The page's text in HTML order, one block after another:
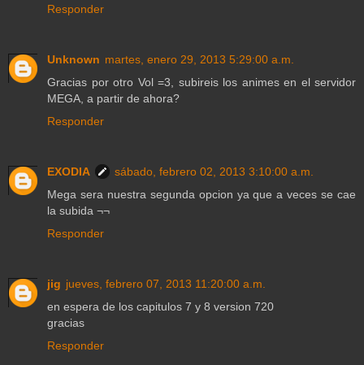
Responder
Unknown martes, enero 29, 2013 5:29:00 a.m.
Gracias por otro Vol =3, subireis los animes en el servidor
MEGA, a partir de ahora?
Responder
EXODIA
sábado, febrero 02, 2013 3:10:00 a.m.
Mega sera nuestra segunda opcion ya que a veces se cae
la subida ¬¬
Responder
jig jueves, febrero 07, 2013 11:20:00 a.m.
en espera de los capitulos 7 y 8 version 720
gracias
Responder